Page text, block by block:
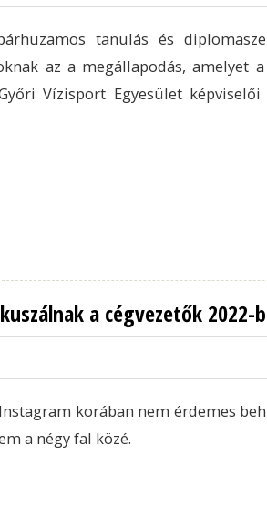
tanulás és
az a megállapodás, amelyet a
Vízisport Egyesület
a cégvezetők 2022-
korában nem érdemes
a négy fal közé.